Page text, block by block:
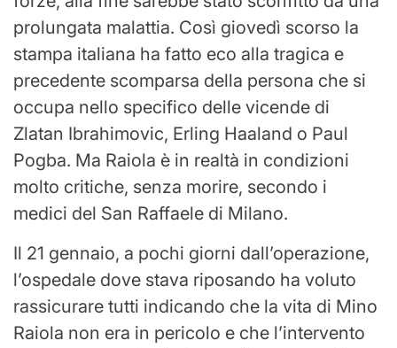
prolungata malattia. Così giovedì scorso la
stampa italiana ha fatto eco alla tragica e
precedente scomparsa della persona che si
occupa nello specifico delle vicende di
Zlatan Ibrahimovic, Erling Haaland o Paul
Pogba. Ma Raiola è in realtà in condizioni
molto critiche, senza morire, secondo i
medici del San Raffaele di Milano.
Il 21 gennaio, a pochi giorni dall’operazione,
l’ospedale dove stava riposando ha voluto
rassicurare tutti indicando che la vita di Mino
Raiola non era in pericolo e che l’intervento